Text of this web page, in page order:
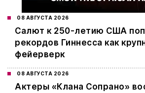
08 АВГУСТА 2026
Салют к 250-летию США
рекордов Гиннесса как
фейерверк
08 АВГУСТА 2026
Актеры «Клана Сопрано»